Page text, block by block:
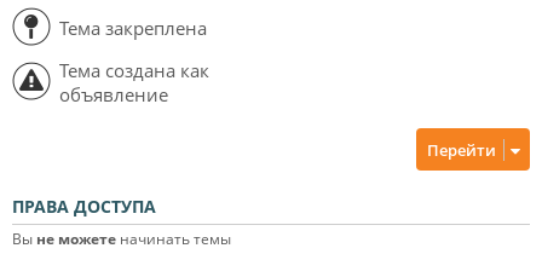
Тема закреплена
Тема создана как
объявление
Перейти
ПРАВА ДОСТУПА
Вы не можете начинать темы